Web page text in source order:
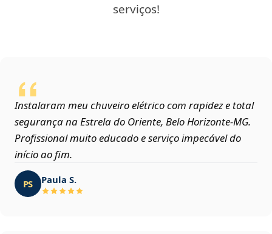
serviços!
Instalaram meu chuveiro elétrico com rapidez e total
segurança na Estrela do Oriente, Belo Horizonte‑MG.
Profissional muito educado e serviço impecável do
início ao fim.
PS Paula S.